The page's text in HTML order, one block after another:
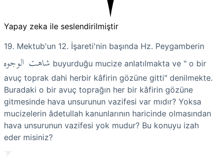
Yapay zeka ile seslendirilmiştir
19. Mektub'un 12. İşareti'nin başında Hz. Peygamberin
شاهت الوجوه buyurduğu mucize anlatılmakta ve " o bir
avuç toprak dahi herbir kâfirin gözüne gitti" denilmekte.
Buradaki o bir avuç toprağın her bir kâfirin gözüne
gitmesinde hava unsurunun vazifesi var mıdır? Yoksa
mucizelerin âdetullah kanunlarının haricinde olmasından
hava unsurunun vazifesi yok mudur? Bu konuyu izah
eder misiniz?